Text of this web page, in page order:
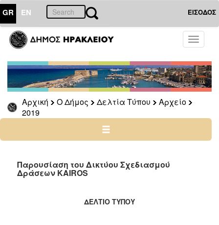
GR EN ΕΙΣΟΔΟΣ
Toggle
Αρχική Ο Δήμος Δελτία Τύπου
Αρχείο
2019
ΔΗΜΟΣ
Δελτία
Τύπου
Αρχείο
2026
2025
2022
2021
Παρουσίαση του Δικτύου Σχεδιασμού
Δράσεων KAIROS
ΔΕΛΤΙΟ ΤΥΠΟΥ